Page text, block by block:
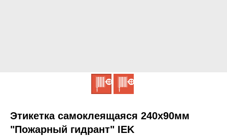
Этикетка самоклеящаяся 240х90мм
"Пожарный гидрант" IEK